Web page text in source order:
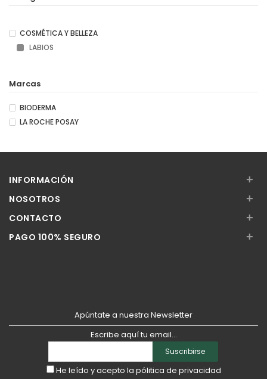
COSMÉTICA Y BELLEZA
LABIOS
Marcas
BIODERMA
LA ROCHE POSAY
INFORMACIÓN +
NOSOTROS +
CONTACTO +
PAGO 100% SEGURO +
Apúntate a nuestra Newsletter
Escribe aquí tu email...
Suscribirse
He leído y acepto la pólitica de privacidad